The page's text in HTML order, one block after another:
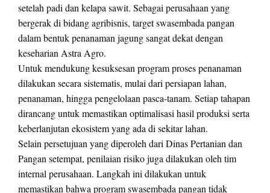
setelah padi dan kelapa sawit. Sebagai perusahaan yang
bergerak di bidang agribisnis, target swasembada pangan
dalam bentuk penanaman jagung sangat dekat dengan
keseharian Astra Agro.
Untuk mendukung kesuksesan program proses penanaman
dilakukan secara sistematis, mulai dari persiapan lahan,
penanaman, hingga pengelolaan pasca-tanam. Setiap tahapan
dirancang untuk memastikan optimalisasi hasil produksi serta
keberlanjutan ekosistem yang ada di sekitar lahan.
Selain persetujuan yang diperoleh dari Dinas Pertanian dan
Pangan setempat, penilaian risiko juga dilakukan oleh tim
internal perusahaan. Langkah ini dilakukan untuk
memastikan bahwa program swasembada pangan tidak